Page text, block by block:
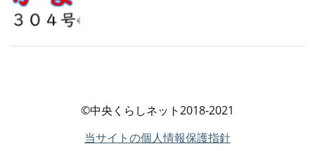
©中央くらしネット2018-2021
当サイトの個人情報保護指針